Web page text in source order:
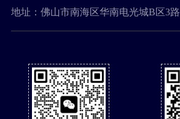
地址：佛山市南海区华南电光城B区3路